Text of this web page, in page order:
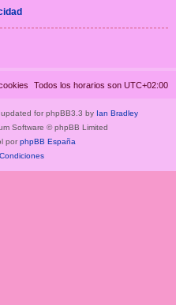
Todos los horarios son UTC+02:00
updated for phpBB3.3 by Ian Bradley
Software © phpBB Limited
por phpBB España
Condiciones